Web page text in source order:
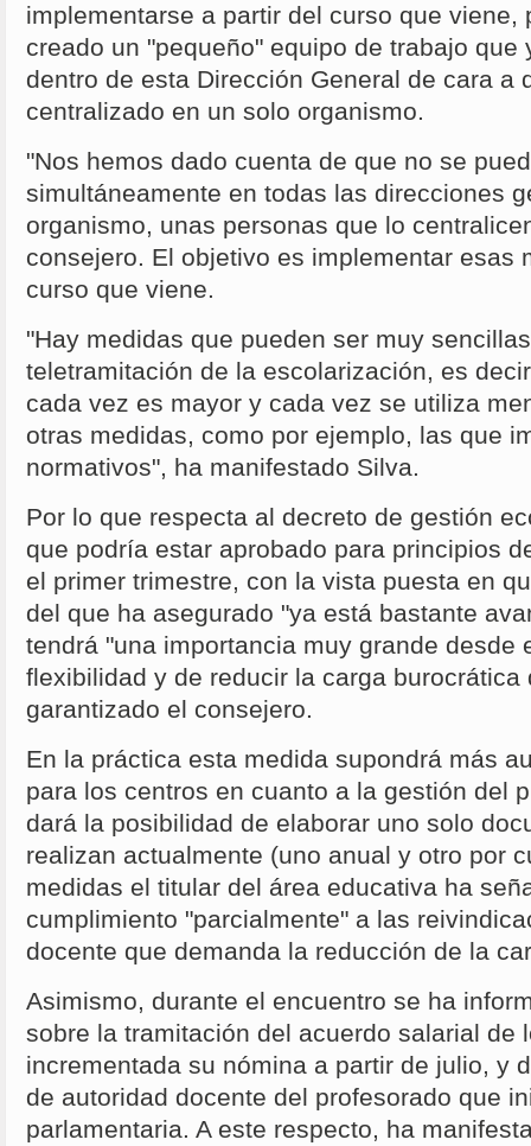
implementarse a partir del curso que viene,
creado un "pequeño" equipo de trabajo que
dentro de esta Dirección General de cara a
centralizado en un solo organismo.
"Nos hemos dado cuenta de que no se
simultáneamente en todas las direcciones
organismo, unas personas que lo
consejero. El objetivo es implementar esas
curso que viene.
"Hay medidas que pueden ser muy
teletramitación de la escolarización, es
cada vez es mayor y cada vez se utiliza
otras medidas, como por ejemplo, las que
normativos", ha manifestado Silva.
Por lo que respecta al decreto de gestión
que podría estar aprobado para principios
el primer trimestre, con la vista puesta en
del que ha asegurado "ya está bastante
tendrá "una importancia muy grande desde
flexibilidad y de reducir la carga burocrática
garantizado el consejero.
En la práctica esta medida supondrá más
para los centros en cuanto a la gestión del
dará la posibilidad de elaborar uno solo
realizan actualmente (uno anual y otro por
medidas el titular del área educativa ha
cumplimiento "parcialmente" a las
docente que demanda la reducción de la
Asimismo, durante el encuentro se ha
sobre la tramitación del acuerdo salarial de
incrementada su nómina a partir de julio, y
de autoridad docente del profesorado que
parlamentaria. A este respecto, ha